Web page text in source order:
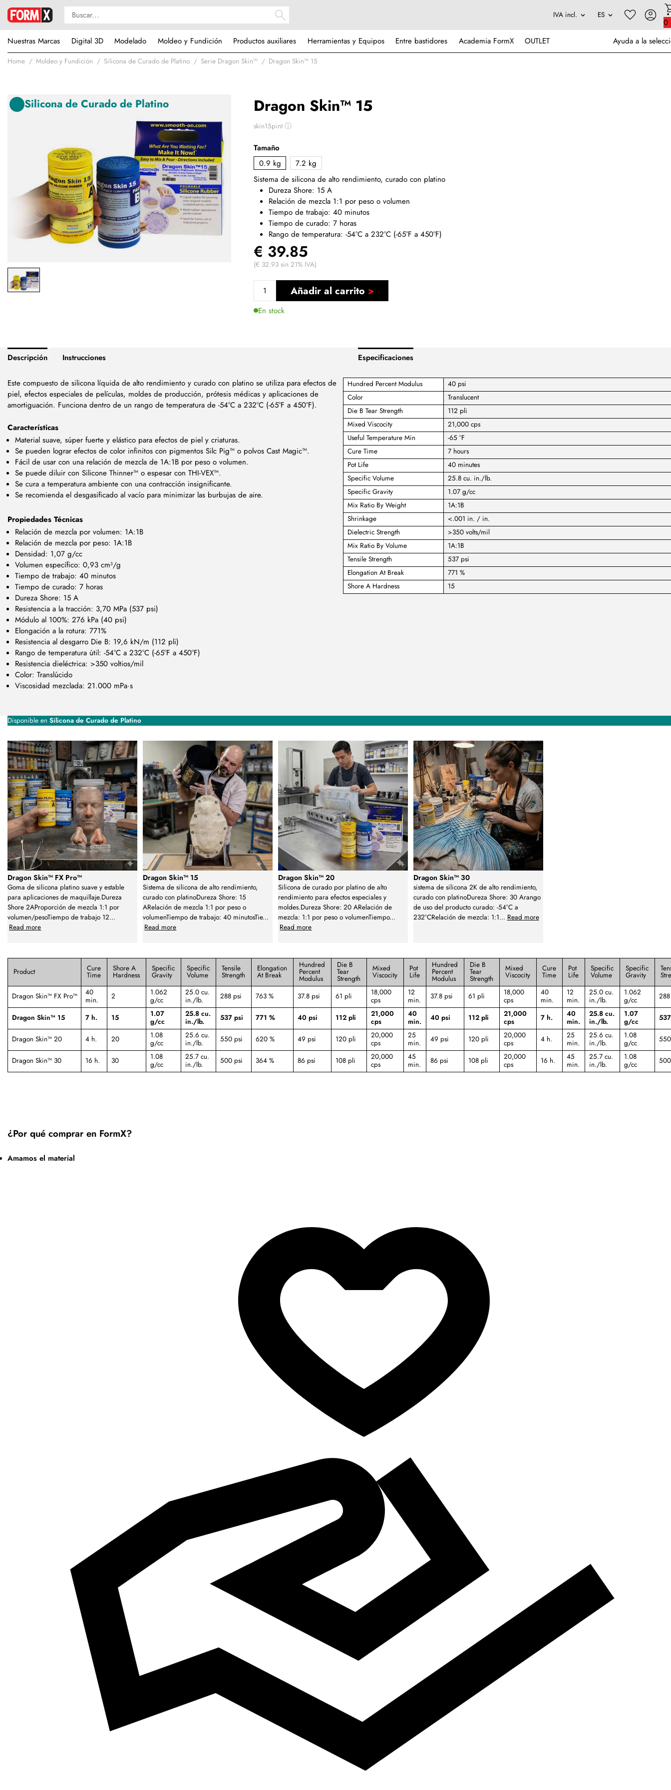
0
Nuestras Marcas
Digital 3D Modelado Moldeo y Fundición Productos auxiliares Herramientas y Equipos Entre bastidores Academia FormX OUTLET Ayuda a la
Home Moldeo y Fundición Silicona de Curado de Platino Serie Dragon Skin™ Dragon Skin™ 15
Dragon Skin™ 15
skin15pint ⓘ
Silicona de Curado de Platino
Tamaño
0.9 kg
7.2 kg
Sistema de silicona de alto rendimiento, curado con platino
Dureza Shore: 15 A
Relación de mezcla 1:1 por peso o volumen
Tiempo de trabajo: 40 minutos
Tiempo de curado: 7 horas
Rango de temperatura: -54°C a 232°C (-65°F a 450°F)
€ 39.85
(€ 32.93 sin 21% IVA)
Añadir al carrito
En stock
Descripción Instrucciones Especificaciones
Este compuesto de silicona líquida de alto rendimiento y curado con platino se utiliza para efectos de
piel, efectos especiales de películas, moldes de producción, prótesis médicas y aplicaciones de
amortiguación. Funciona dentro de un rango de temperatura de -54°C a 232°C (-65°F a 450°F).
Características
Material suave, súper fuerte y elástico para efectos de piel y criaturas.
Se pueden lograr efectos de color infinitos con pigmentos Silc Pig™ o polvos Cast Magic™.
Fácil de usar con una relación de mezcla de 1A:1B por peso o volumen.
Se puede diluir con Silicone Thinner™ o espesar con THI-VEX™.
Se cura a temperatura ambiente con una contracción insignificante.
Se recomienda el desgasificado al vacío para minimizar las burbujas de aire.
Propiedades Técnicas
Relación de mezcla por volumen: 1A:1B
Relación de mezcla por peso: 1A:1B
Densidad: 1,07 g/cc
Volumen específico: 0,93 cm³/g
Tiempo de trabajo: 40 minutos
Tiempo de curado: 7 horas
Dureza Shore: 15 A
Resistencia a la tracción: 3,70 MPa (537 psi)
Módulo al 100%: 276 kPa (40 psi)
Elongación a la rotura: 771%
Resistencia al desgarro Die B: 19,6 kN/m (112 pli)
Rango de temperatura útil: -54°C a 232°C (-65°F a 450°F)
Resistencia dieléctrica: >350 voltios/mil
Color: Translúcido
Viscosidad mezclada: 21.000 mPa·s
Hundred Percent Modulus
40 psi
Color
Translucent
Die B Tear Strength
112 pli
Mixed Viscocity
21,000 cps
Useful Temperature Min
-65 °F
Cure Time
7 hours
Pot Life
40 minutes
Specific Volume
25.8 cu. in./lb.
Specific Gravity
1.07 g/cc
Mix Ratio By Weight
1A:1B
Shrinkage
<.001 in. / in.
Dielectric Strength
>350 volts/mil
Mix Ratio By Volume
1A:1B
Tensile Strength
537 psi
Elongation At Break
771 %
Shore A Hardness
15
Disponible en Silicona de Curado de Platino
Dragon Skin™ FX Pro™
Goma de silicona platino suave y estable
para aplicaciones de maquillaje.Dureza
Shore 2AProporción de mezcla 1:1 por
volumen/pesoTiempo de trabajo 12...
Read more
Dragon Skin™ 15
Sistema de silicona de alto rendimiento,
curado con platinoDureza Shore: 15
ARelación de mezcla 1:1 por peso o
volumenTiempo de trabajo: 40 minutosTie...
Read more
Dragon Skin™ 20
Silicona de curado por platino de alto
rendimiento para efectos especiales y
moldes.Dureza Shore: 20 ARelación de
mezcla: 1:1 por peso o volumenTiempo...
Read more
Dragon Skin™ 30
sistema de silicona 2K de alto rendimiento,
curado con platinoDureza Shore: 30 Arango
de uso del producto curado: -54°C a
232°CRelación de mezcla: 1:1... Read more
Product Cure
Time
Shore A
Hardness
Specific
Gravity
Specific
Volume
Tensile
Strength
Elongation
At Break
Hundred
Percent
Modulus
Die B
Tear
Strength
Mixed
Viscocity
Pot
Life
Hundred
Percent
Modulus
Die B
Tear
Strength
Mixed
Viscocity
Cure
Time
Pot
Life
Specific
Volume
Specific
Gravity
Dragon Skin™ FX Pro™
40
min.
2
1.062
g/cc
25.0 cu.
in./lb.
288 psi 763 % 37.8 psi 61 pli
18,000
cps
12
min.
37.8 psi 61 pli
18,000
cps
40
min.
12
min.
25.0 cu.
in./lb.
1.062
g/cc
Dragon Skin™ 15 7 h. 15
1.07
g/cc
25.8 cu.
in./lb.
537 psi 771 % 40 psi 112 pli
21,000
cps
40
min.
40 psi 112 pli
21,000
cps
7 h.
40
min.
25.8 cu.
in./lb.
1.07
g/cc
Dragon Skin™ 20 4 h. 20
1.08
g/cc
25.6 cu.
in./lb.
550 psi 620 % 49 psi 120 pli
20,000
cps
25
min.
49 psi 120 pli
20,000
cps
4 h.
25
min.
25.6 cu.
in./lb.
1.08
g/cc
Dragon Skin™ 30 16 h. 30
1.08
g/cc
25.7 cu.
in./lb.
500 psi 364 % 86 psi 108 pli
20,000
cps
45
min.
86 psi 108 pli
20,000
cps
16 h.
45
min.
25.7 cu.
in./lb.
1.08
g/cc
¿Por qué comprar en FormX?
Amamos el material